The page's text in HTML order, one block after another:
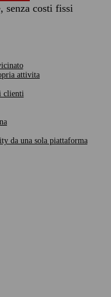
senza costi fissi
attivita
clienti
da una sola piattaforma